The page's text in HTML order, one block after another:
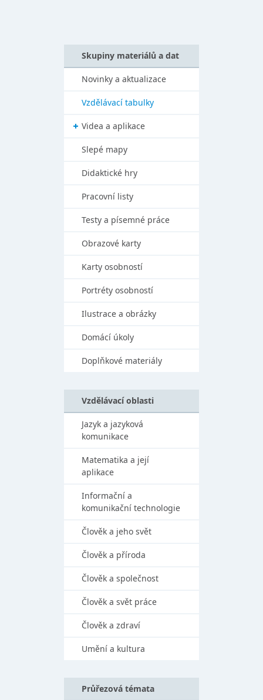
Skupiny materiálů a dat
Novinky a aktualizace
Vzdělávací tabulky
Videa a aplikace
Slepé mapy
Didaktické hry
Pracovní listy
Testy a písemné práce
Obrazové karty
Karty osobností
Portréty osobností
Ilustrace a obrázky
Domácí úkoly
Doplňkové materiály
Vzdělávací oblasti
Jazyk a jazyková
komunikace
Matematika a její
aplikace
Informační a
komunikační technologie
Člověk a jeho svět
Člověk a příroda
Člověk a společnost
Člověk a svět práce
Člověk a zdraví
Umění a kultura
Průřezová témata